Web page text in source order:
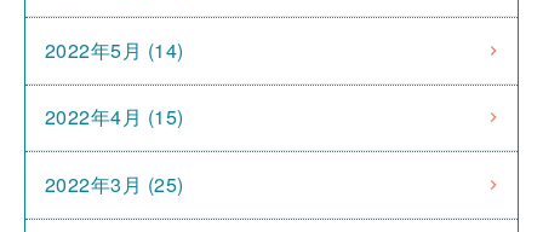
2022年5月 (14)
2022年4月 (15)
2022年3月 (25)